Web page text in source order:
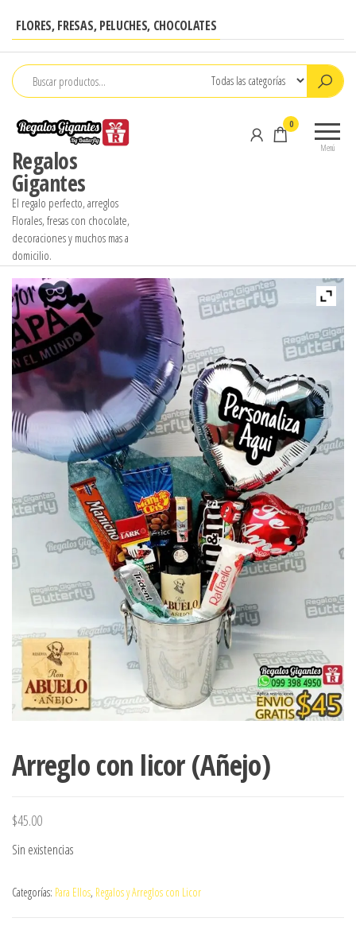
contenido
FLORES, FRESAS, PELUCHES, CHOCOLATES
Regalos
Gigantes
El regalo perfecto, arreglos
Florales, fresas con chocolate,
decoraciones y muchos mas a
domicilio.
Menú
0
Arreglo con licor (Añejo)
$45.00
Sin existencias
Categorías: Para Ellos, Regalos y Arreglos con Licor